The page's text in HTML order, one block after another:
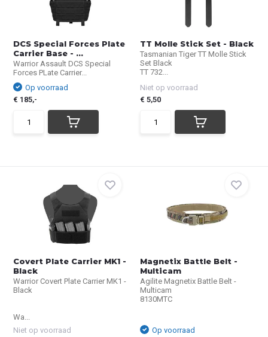
DCS Special Forces Plate
Carrier Base - ...
Warrior Assault DCS Special
Forces PLate Carrier...
Op voorraad
€ 185,-
TT Molle Stick Set - Black
Tasmanian Tiger TT Molle Stick
Set Black
TT 732...
Niet op voorraad
€ 5,50
Covert Plate Carrier MK1 -
Black
Warrior Covert Plate Carrier MK1 -
Black
Wa...
Niet op voorraad
Magnetix Battle Belt -
Multicam
Agilite Magnetix Battle Belt -
Multicam
8130MTC
Op voorraad